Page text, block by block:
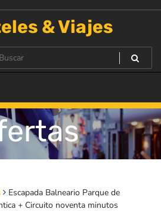
& Viajes
Escapada Balneario Parque de
+ Circuito noventa minutos